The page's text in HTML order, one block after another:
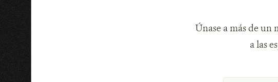
Únase a más de un
a las